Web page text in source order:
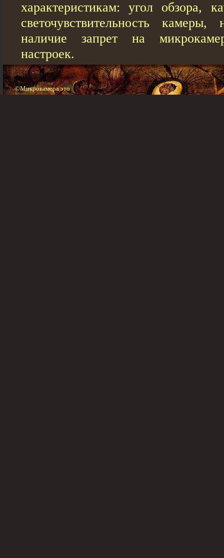
характеристикам: угол обзора,
светочувствительность камеры,
наличие запрет на
настроек.
©Микрокамера это